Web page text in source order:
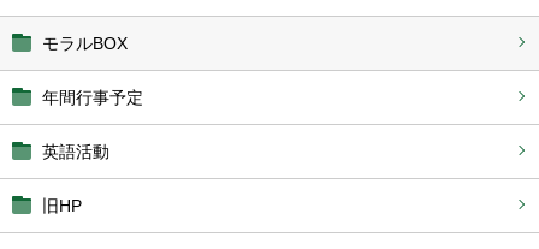
モラルBOX
年間行事予定
英語活動
旧HP